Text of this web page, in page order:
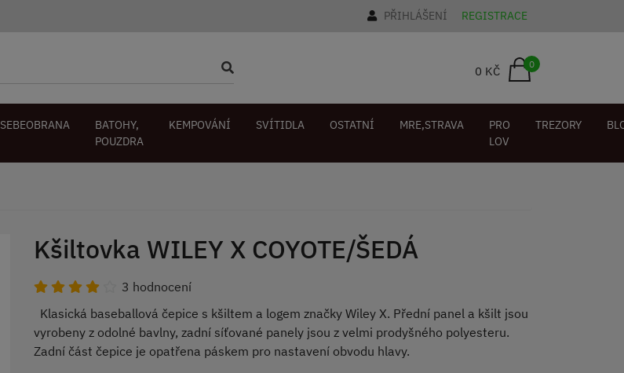
PŘIHLÁŠENÍ REGISTRACE
0 KČ 0
SEBEOBRANA
BATOHY,
POUZDRA
KEMPOVÁNÍ SVÍTIDLA OSTATNÍ MRE,STRAVA
PRO
LOV
TREZORY
Kšiltovka WILEY X COYOTE/ŠEDÁ
3 hodnocení
Klasická baseballová čepice s kšiltem a logem značky Wiley X. Přední panel a kšilt jsou
vyrobeny z odolné bavlny, zadní síťované panely jsou z velmi prodyšného polyesteru.
Zadní část čepice je opatřena páskem pro nastavení obvodu hlavy.